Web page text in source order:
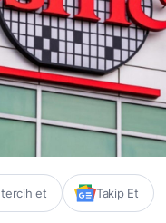
et Takip Et